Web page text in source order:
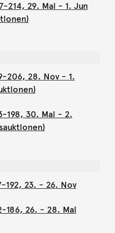
214, 29. Mai - 1. Jun
206, 28. Nov - 1.
198, 30. Mai - 2.
192, 23. - 26. Nov
186, 26. - 28. Mai